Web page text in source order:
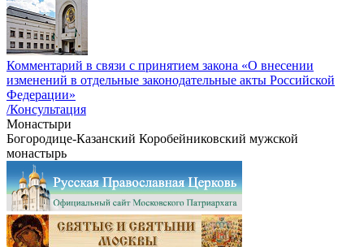
Комментарий в связи с принятием закона «О внесении
изменений в отдельные законодательные акты Российской
Федерации»
/Консультация
Монастыри
Богородице-Казанский Коробейниковский мужской
монастырь